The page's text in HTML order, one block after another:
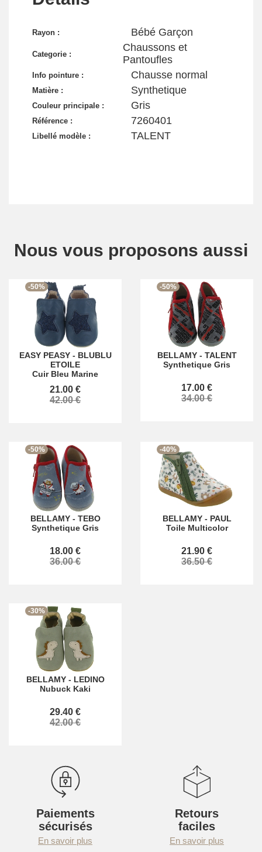
Rayon : Bébé Garçon
Categorie :
Chaussons et
Pantoufles
Info pointure : Chausse normal
Matière : Synthetique
Couleur principale : Gris
Référence : 7260401
Libellé modèle : TALENT
Nous vous proposons aussi
-50%
EASY PEASY- BLUBLU
ETOILE
Cuir Bleu Marine
21.00 €
42.00 €
-50%
BELLAMY- TALENT
Synthetique Gris
17.00 €
34.00 €
-50%
BELLAMY- TEBO
Synthetique Gris
18.00 €
36.00 €
-40%
BELLAMY- PAUL
Toile Multicolor
21.90 €
36.50 €
-30%
BELLAMY- LEDINO
Nubuck Kaki
29.40 €
42.00 €
Paiements
sécurisés
En savoir plus
Retours
faciles
En savoir plus